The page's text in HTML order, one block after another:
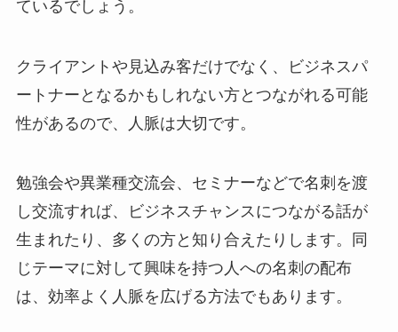
ているでしょう。
クライアントや見込み客だけでなく、ビジネスパ
ートナーとなるかもしれない方とつながれる可能
性があるので、人脈は大切です。
勉強会や異業種交流会、セミナーなどで名刺を渡
し交流すれば、ビジネスチャンスにつながる話が
生まれたり、多くの方と知り合えたりします。同
じテーマに対して興味を持つ人への名刺の配布
は、効率よく人脈を広げる方法でもあります。